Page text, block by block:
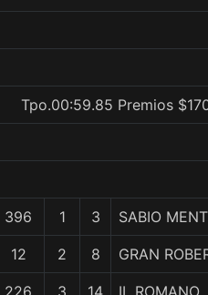
Tpo.00:59.85 Premios
396 1 3 SABIO
12 2 8 GRAN
226 3 14 IL ROMANO